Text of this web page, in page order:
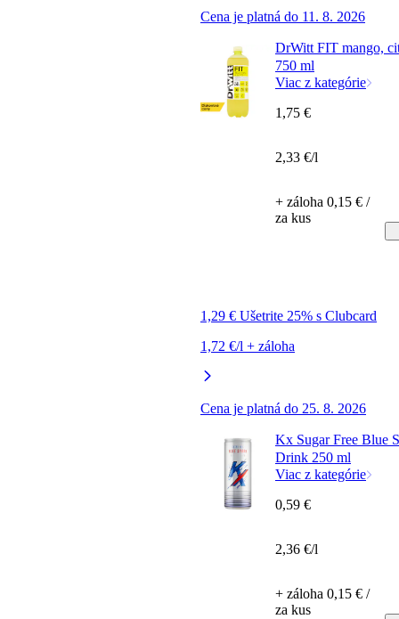
Cena je platná do 11. 8. 2026
DrWitt FIT mango,
750 ml
Viac z kategórie
1,29 € Ušetrite 25% s Clubcard
1,72 €/l + záloha
Cena je platná do 25. 8. 2026
1,75 €
2,33 €/l
+ záloha 0,15 € /
za kus
Kx Sugar Free Blue
Drink 250 ml
Viac z kategórie
0,59 €
2,36 €/l
+ záloha 0,15 € /
za kus